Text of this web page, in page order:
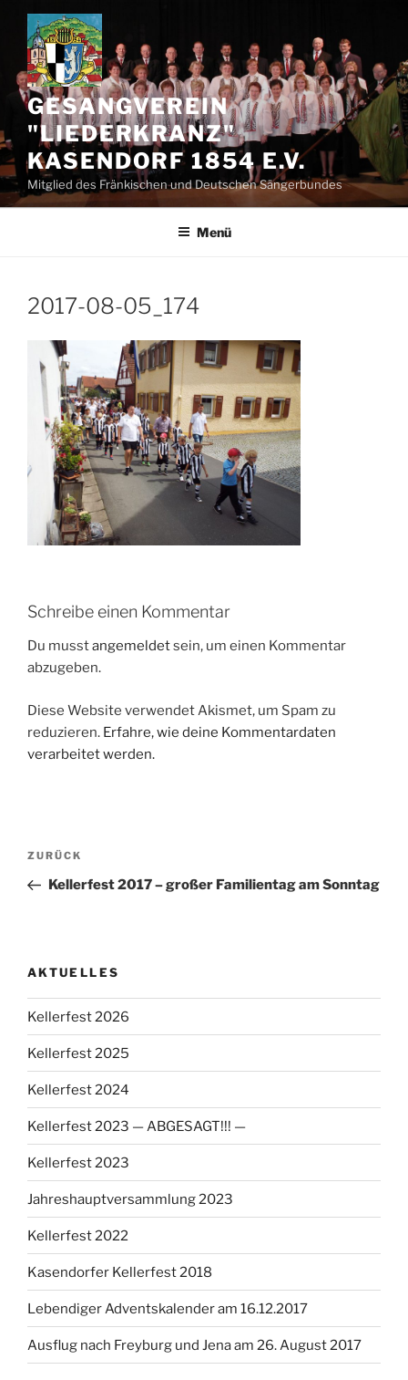
Zum
Inhalt
springen
GESANGVEREIN
"LIEDERKRANZ"
KASENDORF 1854 E.V.
Mitglied des Fränkischen und Deutschen Sängerbundes
Menü
2017-08-05_174
Schreibe einen Kommentar
Du musstangemeldetsein, um einen Kommentar
abzugeben.
Diese Website verwendet Akismet, um Spam zu
reduzieren. Erfahre, wie deine Kommentardaten
verarbeitet werden.
Beitragsnavigation
Vorheriger
Beitrag
ZURÜCK
Kellerfest 2017 – großer Familientag am Sonntag
AKTUELLES
Kellerfest 2026
Kellerfest 2025
Kellerfest 2024
Kellerfest 2023 — ABGESAGT!!! —
Kellerfest 2023
Jahreshauptversammlung 2023
Kellerfest 2022
Kasendorfer Kellerfest 2018
Lebendiger Adventskalender am 16.12.2017
Ausflug nach Freyburg und Jena am 26. August 2017